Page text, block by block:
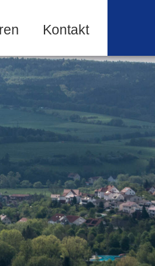
Kontakt